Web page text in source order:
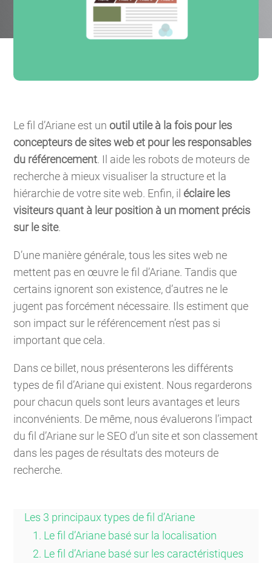
Le fil d’Ariane est unoutil utile à la fois pour les
concepteurs de sites web et pour les responsables
du référencement. Il aide les robots de moteurs de
recherche à mieux visualiser la structure et la
hiérarchie de votre site web. Enfin, iléclaire les
visiteurs quant à leur position à un moment précis
sur le site.
D’une manière générale, tous les sites web ne
mettent pas en œuvre le fil d’Ariane. Tandis que
certains ignorent son existence, d’autres ne le
jugent pas forcément nécessaire. Ils estiment que
son impact sur le référencement n’est pas si
important que cela.
Dans ce billet, nous présenterons les différents
types de fil d’Ariane qui existent. Nous regarderons
pour chacun quels sont leurs avantages et leurs
inconvénients. De même, nous évaluerons l’impact
du fil d’Ariane sur le SEO d’un site et son classement
dans les pages de résultats des moteurs de
recherche.
Les 3 principaux types de fil d’Ariane
1. Le fil d’Ariane basé sur la localisation
2. Le fil d’Ariane basé sur les caractéristiques